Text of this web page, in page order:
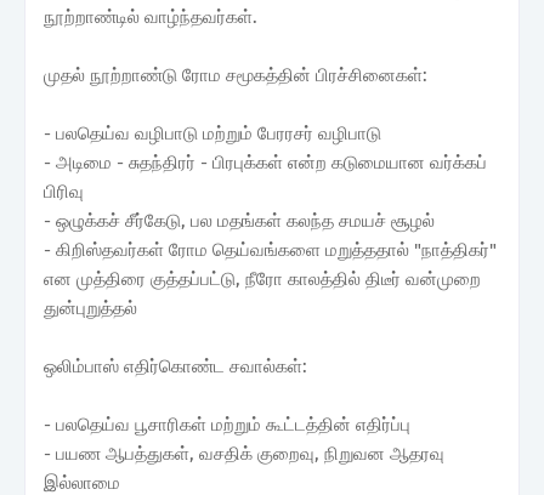
நூற்றாண்டில் வாழ்ந்தவர்கள்.
முதல் நூற்றாண்டு ரோம சமூகத்தின் பிரச்சினைகள்:
- பலதெய்வ வழிபாடு மற்றும் பேரரசர் வழிபாடு
- அடிமை - சுதந்திரர் - பிரபுக்கள் என்ற கடுமையான வர்க்கப்
பிரிவு
- ஒழுக்கச் சீர்கேடு, பல மதங்கள் கலந்த சமயச் சூழல்
- கிறிஸ்தவர்கள் ரோம தெய்வங்களை மறுத்ததால் "நாத்திகர்"
என முத்திரை குத்தப்பட்டு, நீரோ காலத்தில் திடீர் வன்முறை
துன்புறுத்தல்
ஒலிம்பாஸ் எதிர்கொண்ட சவால்கள்:
- பலதெய்வ பூசாரிகள் மற்றும் கூட்டத்தின் எதிர்ப்பு
- பயண ஆபத்துகள், வசதிக் குறைவு, நிறுவன ஆதரவு
இல்லாமை